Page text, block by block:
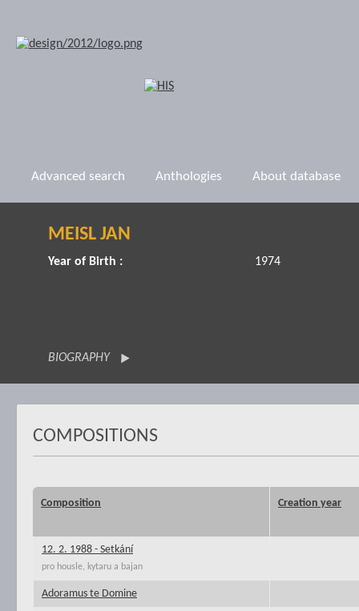
Advanced search Anthologies About database
MEISL JAN
Year of Birth : 1974
BIOGRAPHY
COMPOSITIONS
Composition Creation year
12. 2. 1988 - Setkání
pro housle, kytaru a bajan
Adoramus te Domine